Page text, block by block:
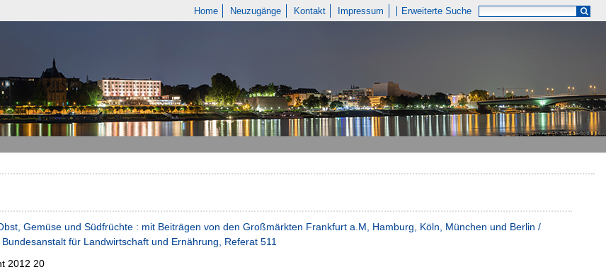
Home Neuzugänge Kontakt Impressum Erweiterte Suche
Gemüse und Südfrüchte : mit Beiträgen von den Großmärkten Frankfurt a.M, Hamburg, Köln, München und Berlin /
für Landwirtschaft und Ernährung, Referat 511
2012 20